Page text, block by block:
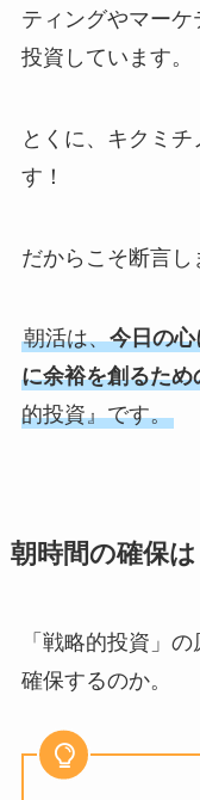
ティングやマー
投資しています。
とくに、キクミ
す！
だからこそ断言し
朝活は、今日の
に余裕を創るため
的投資』です。
朝時間の確保
「戦略的投資」
確保するのか。